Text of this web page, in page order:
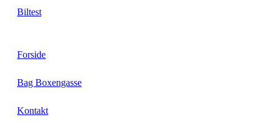
Biltest
Forside
Bag Boxengasse
Kontakt